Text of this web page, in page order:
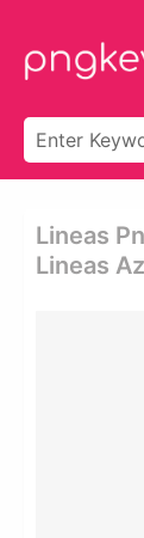
Lineas
Lineas